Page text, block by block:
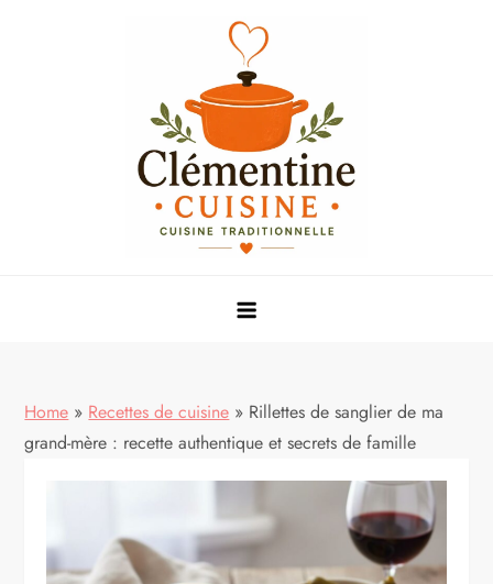
Home » Recettes de cuisine » Rillettes de sanglier de ma
grand-mère : recette authentique et secrets de famille